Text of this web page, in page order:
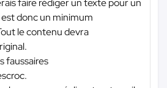
donc un minimum
le contenu devra
faussaires